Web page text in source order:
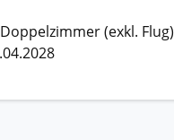
(exkl. Flug)